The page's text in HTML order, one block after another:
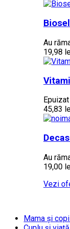
Au
19,98
Epuizat
45,83
Au
19,00
Vezi
Mama și